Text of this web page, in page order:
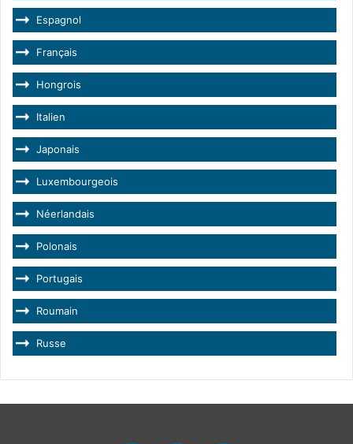
Espagnol
Français
Hongrois
Italien
Japonais
Luxembourgeois
Néerlandais
Polonais
Portugais
Roumain
Russe